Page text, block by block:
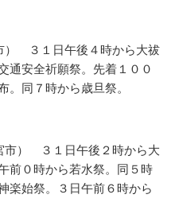
３１日午後４時から大祓
通安全祈願祭。先着１００
。同７時から歳旦祭。
）
３１日午後２時から大
前０時から若水祭。同５時
楽始祭。３日午前６時から